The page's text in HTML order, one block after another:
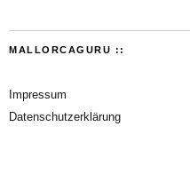
MALLORCAGURU ::
Impressum
Datenschutzerklärung